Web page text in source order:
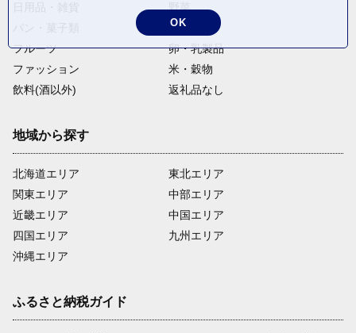
野菜
電化製品
フルーツ
卵・乳製品
ファッション
米・穀物
飲料(酒以外)
返礼品なし
地域から探す
北海道エリア
関東エリア
近畿エリア
四国エリア
沖縄エリア
東北エリア
中部エリア
中国エリア
九州エリア
ふるさと納税ガイド
OK